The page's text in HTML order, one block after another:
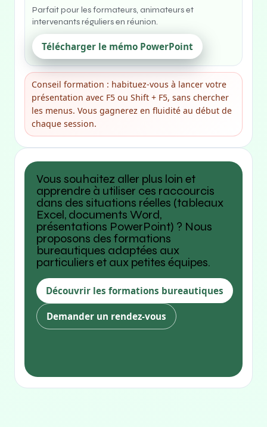
Parfait pour les formateurs, animateurs et
intervenants réguliers en réunion.
Télécharger le mémo PowerPoint
Conseil formation : habituez-vous à lancer votre
présentation avec F5 ou Shift + F5, sans chercher
les menus. Vous gagnerez en fluidité au début de
chaque session.
Vous souhaitez aller plus loin et
apprendre à utiliser ces raccourcis
dans des situations réelles (tableaux
Excel, documents Word,
présentations PowerPoint) ? Nous
proposons des formations
bureautiques adaptées aux
particuliers et aux petites équipes.
Découvrir les formations bureautiques
Demander un rendez-vous